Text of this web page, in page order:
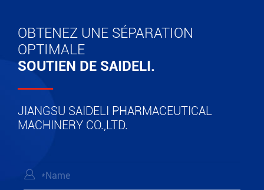
OBTENEZ UNE SÉPARATION
OPTIMALE
SOUTIEN DE SAIDELI.
JIANGSU SAIDELI PHARMACEUTICAL
MACHINERY CO.,LTD.
